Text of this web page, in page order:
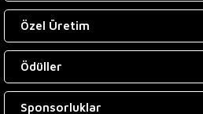
Özel Üretim
Ödüller
Sponsorluklar